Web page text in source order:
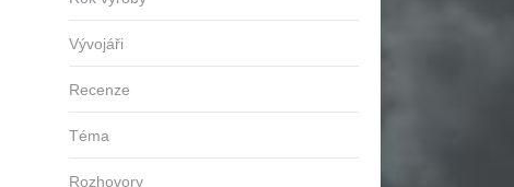
Vývojáři
Recenze
Téma
Rozhovory